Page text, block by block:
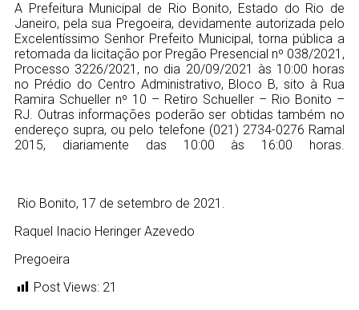
A Prefeitura Municipal de Rio Bonito, Estado do Rio de
Janeiro, pela sua Pregoeira, devidamente autorizada pelo
Excelentíssimo Senhor Prefeito Municipal, torna pública a
retomada da licitação por Pregão Presencial nº 038/2021,
Processo 3226/2021, no dia 20/09/2021 às 10:00 horas
no Prédio do Centro Administrativo, Bloco B, sito à Rua
Ramira Schueller nº 10 – Retiro Schueller – Rio Bonito –
RJ. Outras informações poderão ser obtidas também no
endereço supra, ou pelo telefone (021) 2734-0276 Ramal
2015, diariamente das 10:00 às 16:00 horas.
Rio Bonito, 17 de setembro de 2021.
Raquel Inacio Heringer Azevedo
Pregoeira
Post Views: 21